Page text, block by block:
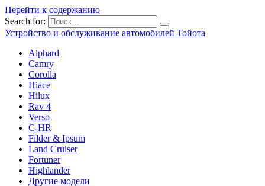
Перейти к содержанию
Search for:
Устройство и обслуживание автомобилей Тойота
Alphard
Camry
Corolla
Hiace
Hilux
Rav 4
Verso
C-HR
Filder & Ipsum
Land Cruiser
Fortuner
Highlander
Другие модели